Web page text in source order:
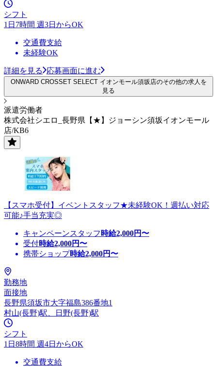
シフト
1日7時間 週3日からOK
交通費支給
未経験OK
詳細を見る 応募画面に進む
ONWARD CROSSET SELECT イオンモール須坂店のその他の求人を
見る
派遣労働者
株式会社シエロ_長野県【★】ジョーシン須坂イオンモール
店/KB6
【スマホ受付】イベントスタッフ★未経験OK！週払い対応
可能♪手当充実◎
キャンペーンスタッフ 時給2,000円〜
受付時給2,000円〜
携帯ショップ時給2,000円〜
勤務地
面接地
長野県須坂市大字福島386番地1
村山(長野)駅、日野(長野)駅
シフト
1日8時間 週4日からOK
交通費支給